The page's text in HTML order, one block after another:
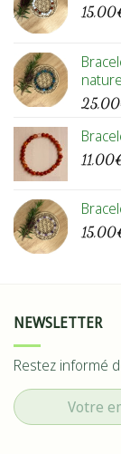
15,00
25,00
11,00
15,00
NEWSLETTER
Restez informé